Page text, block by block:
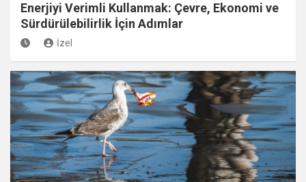
Enerjiyi Verimli Kullanmak: Çevre, Ekonomi ve
Sürdürülebilirlik İçin Adımlar
İzel